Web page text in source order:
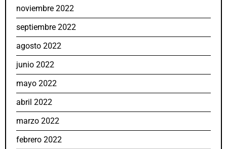
noviembre 2022
septiembre 2022
agosto 2022
junio 2022
mayo 2022
abril 2022
marzo 2022
febrero 2022